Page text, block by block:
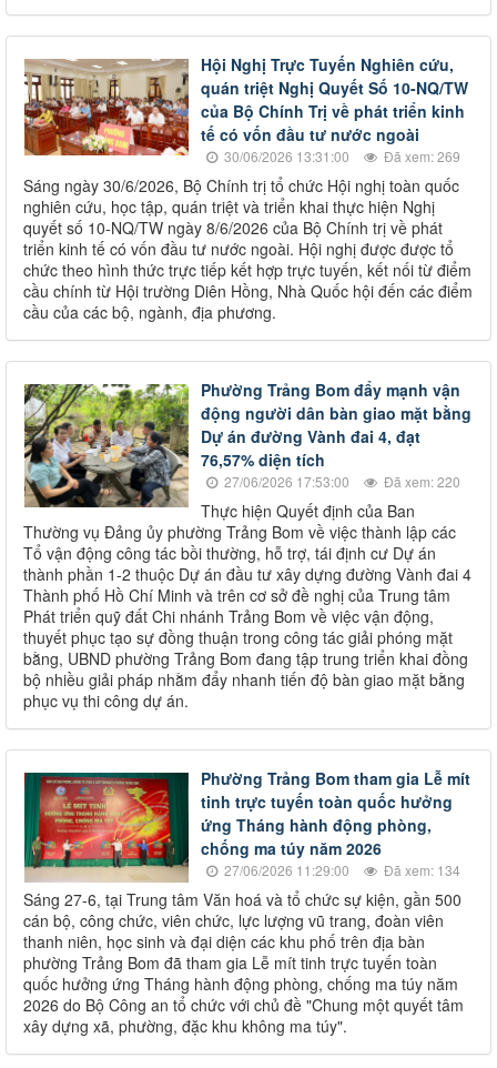
Hội Nghị Trực Tuyến Nghiên cứu,
quán triệt Nghị Quyết Số 10-NQ/TW
của Bộ Chính Trị về phát triển kinh
tế có vốn đầu tư nước ngoài
30/06/2026 13:31:00 Đã xem: 269
Sáng ngày 30/6/2026, Bộ Chính trị tổ chức Hội nghị toàn quốc
nghiên cứu, học tập, quán triệt và triển khai thực hiện Nghị
quyết số 10-NQ/TW ngày 8/6/2026 của Bộ Chính trị về phát
triển kinh tế có vốn đầu tư nước ngoài. Hội nghị được được tổ
chức theo hình thức trực tiếp kết hợp trực tuyến, kết nối từ điểm
cầu chính từ Hội trường Diên Hồng, Nhà Quốc hội đến các điểm
cầu của các bộ, ngành, địa phương.
Phường Trảng Bom đẩy mạnh vận
động người dân bàn giao mặt bằng
Dự án đường Vành đai 4, đạt
76,57% diện tích
27/06/2026 17:53:00 Đã xem: 220
Thực hiện Quyết định của Ban
Thường vụ Đảng ủy phường Trảng Bom về việc thành lập các
Tổ vận động công tác bồi thường, hỗ trợ, tái định cư Dự án
thành phần 1-2 thuộc Dự án đầu tư xây dựng đường Vành đai 4
Thành phố Hồ Chí Minh và trên cơ sở đề nghị của Trung tâm
Phát triển quỹ đất Chi nhánh Trảng Bom về việc vận động,
thuyết phục tạo sự đồng thuận trong công tác giải phóng mặt
bằng, UBND phường Trảng Bom đang tập trung triển khai đồng
bộ nhiều giải pháp nhằm đẩy nhanh tiến độ bàn giao mặt bằng
phục vụ thi công dự án.
Phường Trảng Bom tham gia Lễ mít
tinh trực tuyến toàn quốc hưởng
ứng Tháng hành động phòng,
chống ma túy năm 2026
27/06/2026 11:29:00 Đã xem: 134
Sáng 27-6, tại Trung tâm Văn hoá và tổ chức sự kiện, gần 500
cán bộ, công chức, viên chức, lực lượng vũ trang, đoàn viên
thanh niên, học sinh và đại diện các khu phố trên địa bàn
phường Trảng Bom đã tham gia Lễ mít tinh trực tuyến toàn
quốc hưởng ứng Tháng hành động phòng, chống ma túy năm
2026 do Bộ Công an tổ chức với chủ đề "Chung một quyết tâm
xây dựng xã, phường, đặc khu không ma túy".